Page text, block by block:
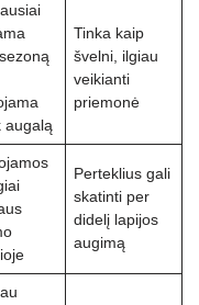
augalą
Tinka kaip
švelni, ilgiau
veikianti
priemonė
Perteklius gali
skatinti per
didelį lapijos
augimą